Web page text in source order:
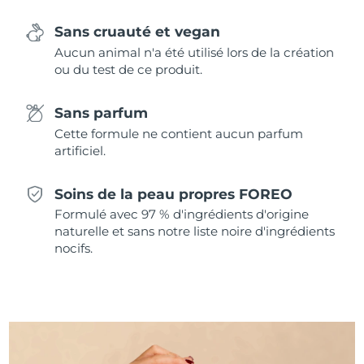
Sans cruauté et vegan
Aucun animal n'a été utilisé lors de la création
ou du test de ce produit.
Sans parfum
Cette formule ne contient aucun parfum
artificiel.
Soins de la peau propres FOREO
Formulé avec 97 % d'ingrédients d'origine
naturelle et sans notre liste noire d'ingrédients
nocifs.
Slovaquie Livraison estimée8/10/26
Afrique du Sud Livraison estimée
Espagne Livraison estimée
Suède Livraison estimée
Taïwan